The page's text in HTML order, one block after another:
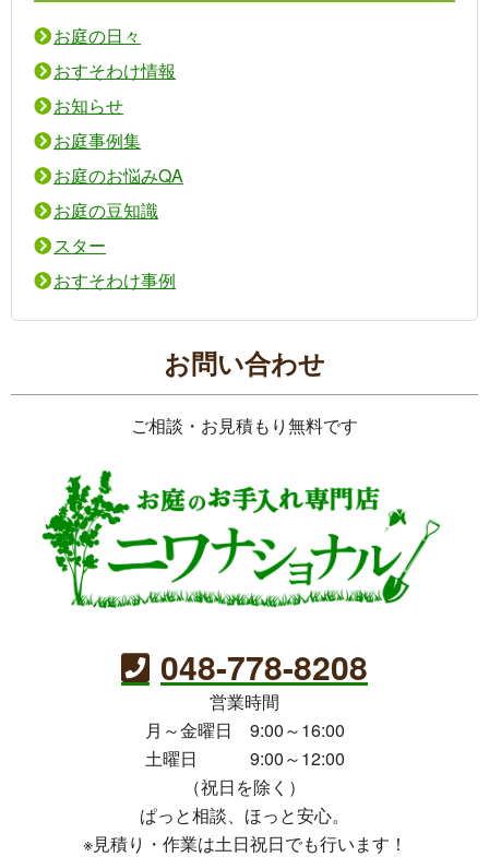
お庭の日々
おすそわけ情報
お知らせ
お庭事例集
お庭のお悩みQA
お庭の豆知識
スター
おすそわけ事例
お問い合わせ
ご相談・お見積もり無料です
048-778-8208
営業時間
月～金曜日 9:00～16:00
土曜日 9:00～12:00
（祝日を除く）
ぱっと相談、ほっと安心。
※見積り・作業は土日祝日でも行います！